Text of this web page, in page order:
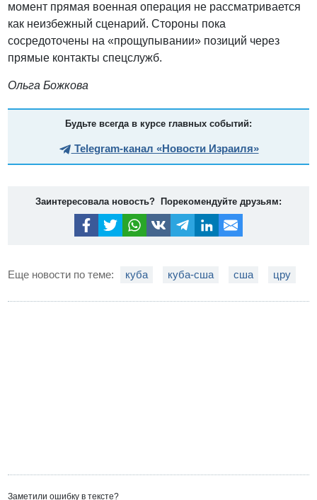
момент прямая военная операция не рассматривается
как неизбежный сценарий. Стороны пока
сосредоточены на «прощупывании» позиций через
прямые контакты спецслужб.
Ольга Божкова
Будьте всегда в курсе главных событий:
Telegram-канал «Новости Израиля»
Заинтересовала новость? Порекомендуйте друзьям:
Еще новости по теме: куба куба-сша сша цру
Заметили ошибку в тексте?